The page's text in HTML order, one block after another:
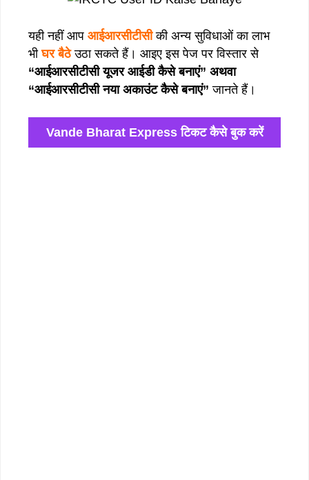
यही नहीं आप आईआरसीटीसीकी अन्य सुविधाओं का लाभ
भीघर बैठेउठा सकते हैं। आइए इस पेज पर विस्तार से
“आईआरसीटीसी यूजर आईडी कैसे बनाएं” अथवा
“आईआरसीटीसी नया अकाउंट कैसे बनाएं”जानते हैं।
Vande Bharat Express टिकट कैसे बुक करें